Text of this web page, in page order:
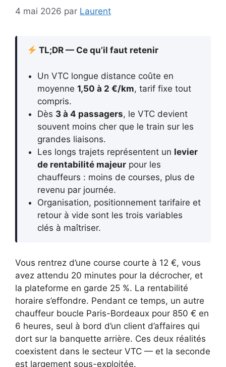
4 mai 2026 par Laurent
TL;DR — Ce qu’il faut retenir
Un VTC longue distance coûte en
moyenne 1,50 à 2 €/km, tarif fixe tout
compris.
Dès 3 à 4 passagers, le VTC devient
souvent moins cher que le train sur les
grandes liaisons.
Les longs trajets représentent un levier
de rentabilité majeur pour les
chauffeurs : moins de courses, plus de
revenu par journée.
Organisation, positionnement tarifaire et
retour à vide sont les trois variables
clés à maîtriser.
Vous rentrez d’une course courte à 12 €, vous
avez attendu 20 minutes pour la décrocher, et
la plateforme en garde 25 %. La rentabilité
horaire s’effondre. Pendant ce temps, un autre
chauffeur boucle Paris-Bordeaux pour 850 € en
6 heures, seul à bord d’un client d’affaires qui
dort sur la banquette arrière. Ces deux réalités
coexistent dans le secteur VTC — et la seconde
est largement sous-exploitée.